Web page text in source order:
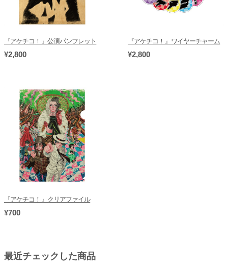
『アケチコ！』公演パンフレット
¥2,800
『アケチコ！』ワイヤーチャーム
¥2,800
『アケチコ！』クリアファイル
¥700
最近チェックした商品